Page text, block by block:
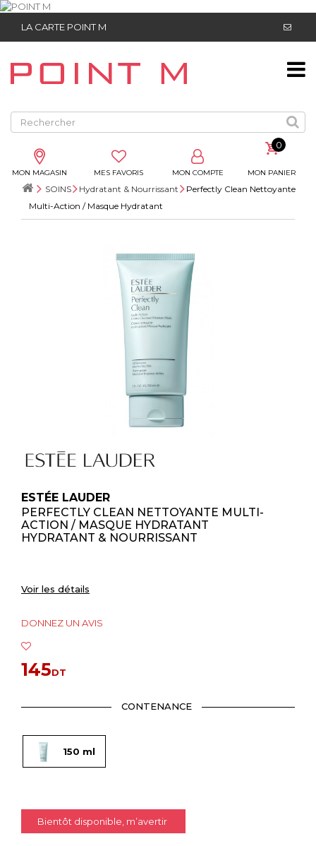
LA CARTE POINT M
MON MAGASIN MES FAVORIS MON COMPTE
0
MON PANIER
SOINS Hydratant & Nourrissant
Perfectly Clean Nettoyante
Multi-Action / Masque Hydratant
ESTÉE LAUDER
PERFECTLY CLEAN NETTOYANTE MULTI-
ACTION / MASQUE HYDRATANT
HYDRATANT & NOURRISSANT
Voir les détails
DONNEZ UN AVIS
145DT
CONTENANCE
150 ml
Bientôt disponible, m’avertir